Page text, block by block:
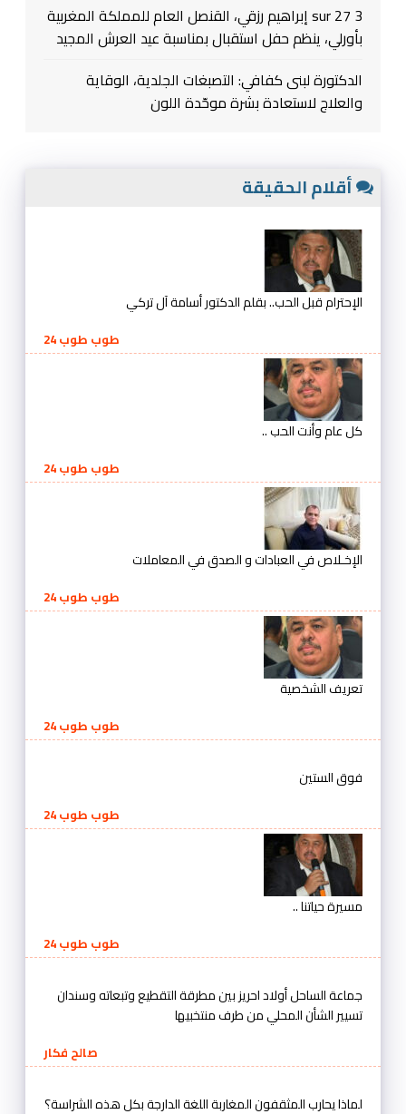
3 sur 27 إبراهيم رزقي، القنصل العام للمملكة المغربية
بأورلي، ينظم حفل استقبال بمناسبة عيد العرش المجيد
الدكتورة لبنى كفافي: التصبغات الجلدية، الوقاية
والعلاج لاستعادة بشرة موحّدة اللون
أقلام الحقيقة
الإحترام قبل الحب.. بقلم الدكتور أسامة آل تركي
طوب طوب 24
كل عام وأنت الحب ..
طوب طوب 24
الإخـلاص في العبادات و الصدق في المعاملات
طوب طوب 24
تعريف الشخصية
طوب طوب 24
فوق الستين
طوب طوب 24
مسيرة حياتنا ..
طوب طوب 24
جماعة الساحل أولاد احريز بين مطرقة التقطيع وتبعاته وسندان
تسيير الشأن المحلي من طرف منتخبيها
صالح فكار
لماذا يحارب المثقفون المغاربة اللغة الدارجة بكل هذه الشراسة؟